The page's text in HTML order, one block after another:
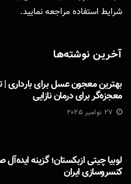
شرایط استفاده مراجعه نمایید.
آخرین نوشته‌ها
بهترین معجون عسل برای بارداری |
معجزه‌گر برای درمان نازایی
27 نوامبر 2025
لوبیا چیتی ازبکستان؛ گزینه
کنسروسازی ایران